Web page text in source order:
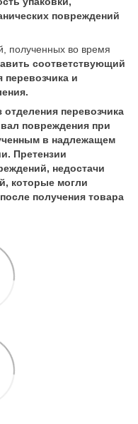
повреждений
полученных во время
соответствующий
перевозчика и
отделения перевозчика
повреждения при
в надлежащем
Претензии
недостачи
которые могли
получения товара